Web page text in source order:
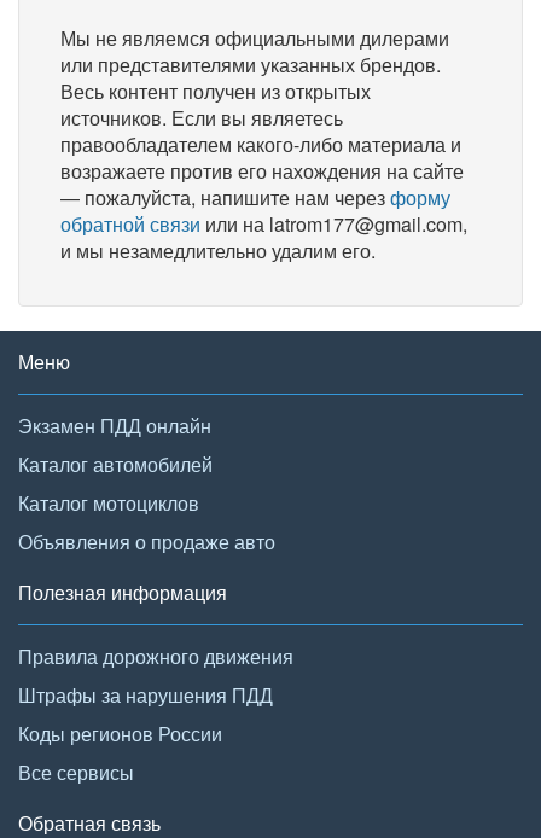
Мы не являемся официальными дилерами
или представителями указанных брендов.
Весь контент получен из открытых
источников. Если вы являетесь
правообладателем какого-либо материала и
возражаете против его нахождения на сайте
— пожалуйста, напишите нам черезформу
обратной связи или на latrom177@gmail.com,
и мы незамедлительно удалим его.
Меню
Экзамен ПДД онлайн
Каталог автомобилей
Каталог мотоциклов
Объявления о продаже авто
Полезная информация
Правила дорожного движения
Штрафы за нарушения ПДД
Коды регионов России
Все сервисы
Обратная связь